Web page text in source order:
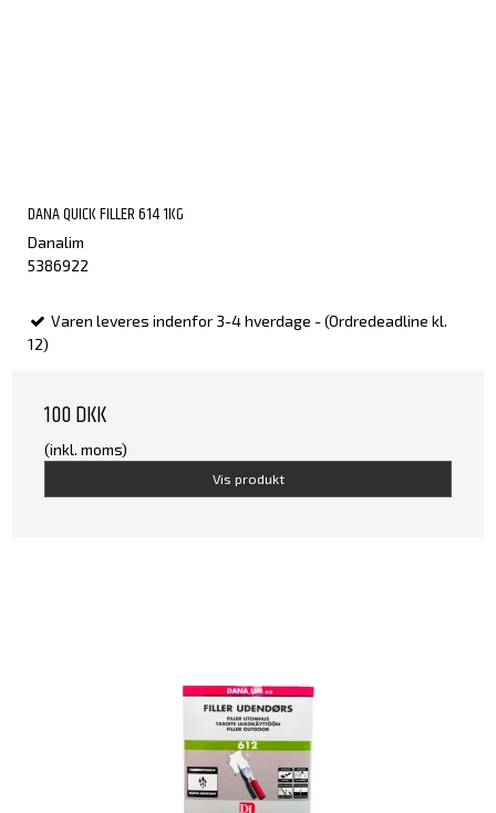
DANA QUICK FILLER 614 1KG
Danalim
5386922
Varen leveres indenfor 3-4 hverdage - (Ordredeadline kl.
12)
100 DKK
(inkl. moms)
Vis produkt